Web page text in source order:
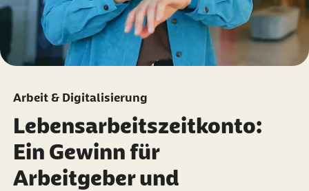
Arbeit & Digitalisierung
Lebensarbeitszeitkonto:
Ein Gewinn für
Arbeitgeber und